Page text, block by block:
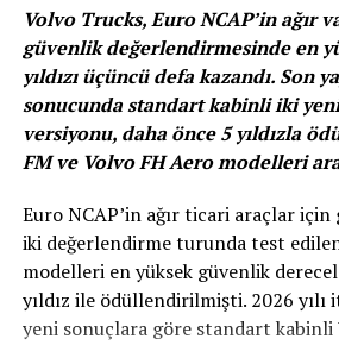
olarak Citroën Türkiye Pazarlama
üstlenen
Peker, artık çalışmalarına Peugeot
İletişim Müdürü
olarak devam edecek.
BENZER İÇERIKLER
UP NEXT
Hyundai’nin En Yenileri Good Design
DON'T MISS
Otomobile ÖTV Matrah Ayarı
Volvo Trucks, Euro NCAP’in ağır
güvenlik değerlendirmesinde en
yıldızı üçüncü defa kazandı. Son
sonucunda standart kabinli iki
versiyonu, daha önce 5 yıldızla
FM ve Volvo FH Aero modelleri
Euro NCAP’in ağır ticari araçlar
iki değerlendirme turunda test
modelleri en yüksek güvenlik
yıldız ile ödüllendirilmişti. 2026 yılı
yeni sonuçlara göre standart